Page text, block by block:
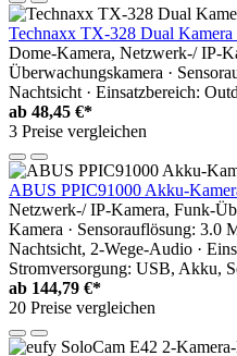
Technaxx TX-328 Dual
Dome-Kamera, Netzwerk-/ IP-
Überwachungskamera ·
Nachtsicht · Einsatzbereich:
ab 48,45 €*
3 Preise vergleichen
ABUS PPIC91000 Akku-
Netzwerk-/ IP-Kamera, Funk-
Kamera · Sensorauflösung: 3.0
Nachtsicht, 2-Wege-Audio ·
Stromversorgung: USB, Akku,
ab 144,79 €*
20 Preise vergleichen